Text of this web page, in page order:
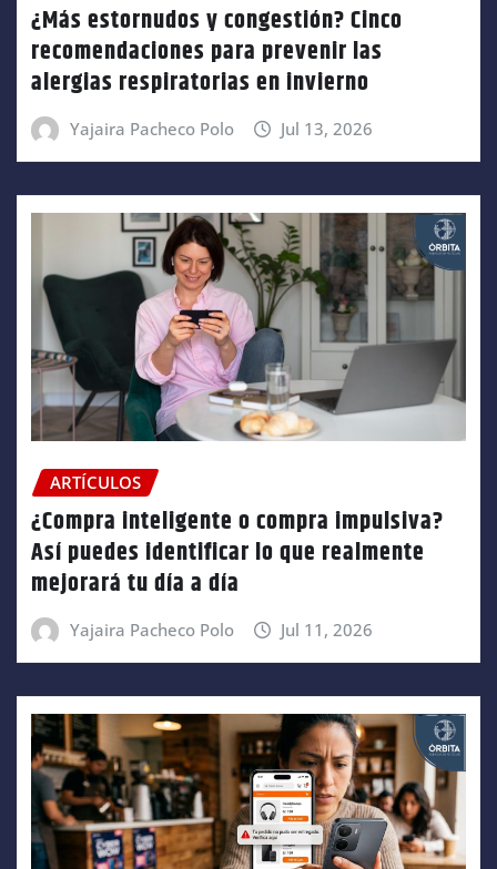
¿Más estornudos y congestión? Cinco
recomendaciones para prevenir las
alergias respiratorias en invierno
Yajaira Pacheco Polo Jul 13, 2026
ARTÍCULOS
¿Compra inteligente o compra impulsiva?
Así puedes identificar lo que realmente
mejorará tu día a día
Yajaira Pacheco Polo Jul 11, 2026